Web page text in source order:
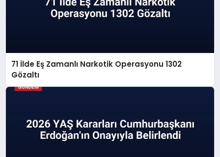
71 İlde Eş Zamanlı Narkotik Operasyonu 1302
Gözaltı